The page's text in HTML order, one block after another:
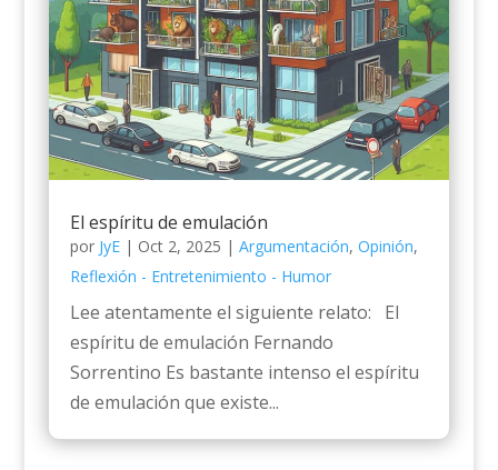
El espíritu de emulación
por JyE| Oct 2, 2025 | Argumentación, Opinión,
Reflexión - Entretenimiento - Humor
Lee atentamente el siguiente relato: El
espíritu de emulación Fernando
Sorrentino Es bastante intenso el espíritu
de emulación que existe...